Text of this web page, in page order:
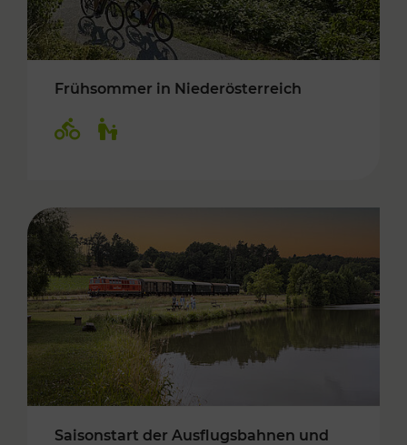
Frühsommer in Niederösterreich
Saisonstart der Ausflugsbahnen und